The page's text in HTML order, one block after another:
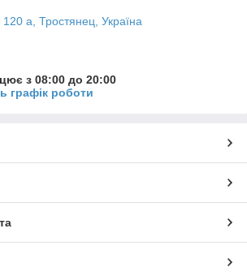
а, Тростянец, Україна
з 08:00 до 20:00
графік роботи